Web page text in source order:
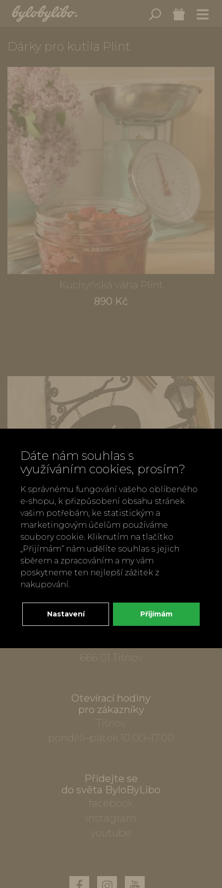
Dárky pro kutila Plint
Kuchyňská váha Plint
890 Kč
Zavolejte nám
+420 737 886 915
Napište nám
info@bylobylibo.cz
Setkejme se:
dílna, obchod
666 01 Tišnov
Otevírací hodiny
pro zákazníky
Tišnov
pondělí–pátek 10.00–17.00
Přidejte se
do světa ByloByLibo
facebook
instagram
youtube
Dáte nám souhlas s
využíváním cookies, prosím?
K správnému fungování vašeho oblíbeného
e-shopu, k přizpůsobení obsahu stránek
vašim potřebám, ke statistickým a
marketingovým účelům používáme
soubory cookie. Kliknutím na tlačítko
„Přijímám“ nám udělíte souhlas s jejich
sběrem a zpracováním a my vám
poskytneme ten nejlepší zážitek z
nakupování.
Nastavení Přijímám